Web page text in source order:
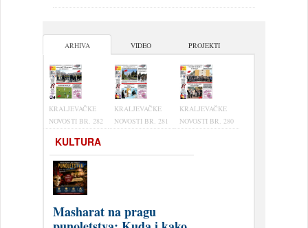
ARHIVA VIDEO PROJEKTI
KRALJEVAČKE
NOVOSTI BR. 282
KRALJEVAČKE
NOVOSTI BR. 281
KRALJEVAČKE
NOVOSTI BR. 280
KULTURA
Masharat na pragu